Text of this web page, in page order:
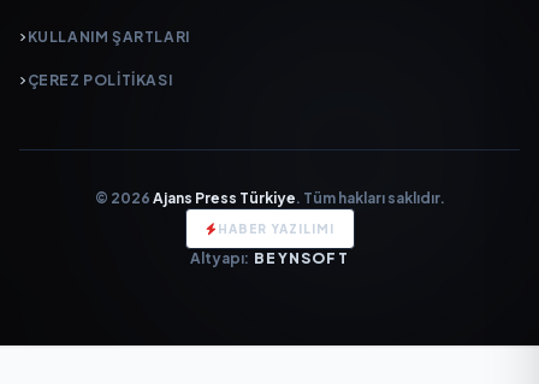
KULLANIM ŞARTLARI
ÇEREZ POLITIKASI
© 2026 Ajans Press Türkiye. Tüm hakları saklıdır.
HABER YAZILIMI
Altyapı: BEYNSOFT